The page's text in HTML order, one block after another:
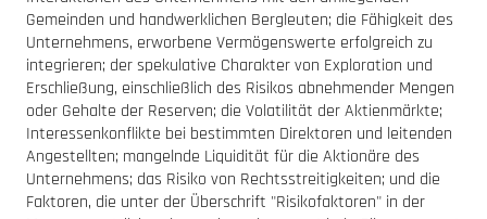
Gemeinden und handwerklichen Bergleuten; die Fähigkeit des
Unternehmens, erworbene Vermögenswerte erfolgreich zu
integrieren; der spekulative Charakter von Exploration und
Erschließung, einschließlich des Risikos abnehmender Mengen
oder Gehalte der Reserven; die Volatilität der Aktienmärkte;
Interessenkonflikte bei bestimmten Direktoren und leitenden
Angestellten; mangelnde Liquidität für die Aktionäre des
Unternehmens; das Risiko von Rechtsstreitigkeiten; und die
Faktoren, die unter der Überschrift "Risikofaktoren" in der